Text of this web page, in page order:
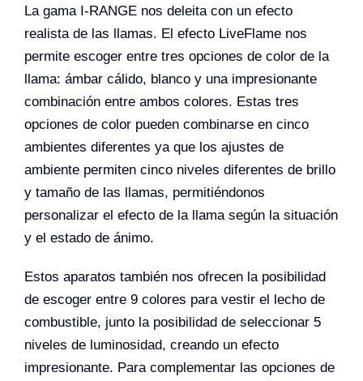
La gama I-RANGE nos deleita con un efecto
realista de las llamas. El efecto LiveFlame nos
permite escoger entre tres opciones de color de la
llama: ámbar cálido, blanco y una impresionante
combinación entre ambos colores. Estas tres
opciones de color pueden combinarse en cinco
ambientes diferentes ya que los ajustes de
ambiente permiten cinco niveles diferentes de brillo
y tamaño de las llamas, permitiéndonos
personalizar el efecto de la llama según la situación
y el estado de ánimo.
Estos aparatos también nos ofrecen la posibilidad
de escoger entre 9 colores para vestir el lecho de
combustible, junto la posibilidad de seleccionar 5
niveles de luminosidad, creando un efecto
impresionante. Para complementar las opciones de